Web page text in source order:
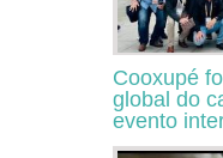
Cooxupé
global do
evento